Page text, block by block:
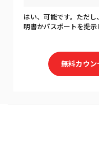
はい、可能です。ただ
明書かパスポートを提示
無料カウン